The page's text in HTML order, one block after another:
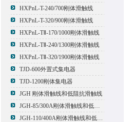
HXPnL-T-240/700刚体滑触线
HXPnL-T-320/900刚体滑触线
HXPnL-TⅡ-170/1000刚体滑触线
HXPnL-TⅡ-240/1300刚体滑触线
HXPnL-TⅡ-320/1900刚体滑触线
TJD-600外置式集电器
TJD-1200刚体集电器
JGH 刚体滑触线和低阻抗滑触线
JGH-85/300A刚体滑触线和低阻抗滑触线
JGH-110/400A刚体滑触线和低阻抗滑触线